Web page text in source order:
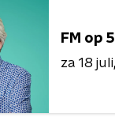
FM op 5
za 18 juli